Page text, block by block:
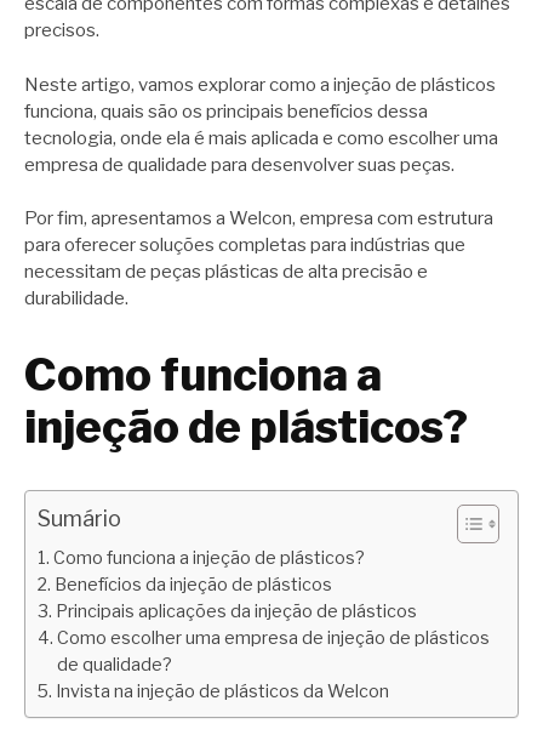
precisos.
Neste artigo, vamos explorar como a injeção de plásticos
funciona, quais são os principais benefícios dessa
tecnologia, onde ela é mais aplicada e como escolher uma
empresa de qualidade para desenvolver suas peças.
Por fim, apresentamos a Welcon, empresa com estrutura
para oferecer soluções completas para indústrias que
necessitam de peças plásticas de alta precisão e
durabilidade.
Como funciona a
injeção de plásticos?
Sumário
Como funciona a injeção de plásticos?
Benefícios da injeção de plásticos
Principais aplicações da injeção de plásticos
Como escolher uma empresa de injeção de plásticos
de qualidade?
Invista na injeção de plásticos da Welcon